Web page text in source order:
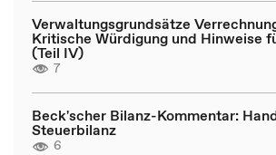
Verwaltungsgrundsätze
Kritische Würdigung und Hinweise
(Teil IV)
7
Beck'scher Bilanz-Kommentar:
Steuerbilanz
6